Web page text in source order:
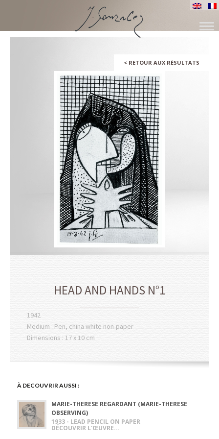
SKIP
< RETOUR AUX RÉSULTATS
HEAD AND HANDS N°1
1942
Medium : Pen, china white non-paper
Dimensions : 17 x 10 cm
À DECOUVRIR AUSSI :
MARIE-THERESE REGARDANT (MARIE-THERESE
OBSERVING)
1933 - LEAD PENCIL ON PAPER
DÉCOUVRIR L'ŒUVRE...